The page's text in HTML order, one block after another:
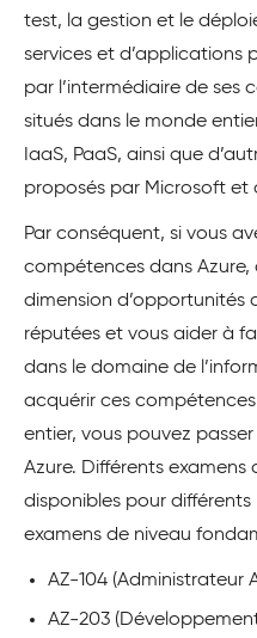
test, la gestion et le
services et d’applications
par l’intermédiaire de ses
situés dans le monde
IaaS, PaaS, ainsi que
proposés par Microsoft et
Par conséquent, si vous
compétences dans
dimension d’opportunités
réputées et vous aider à
dans le domaine de
acquérir ces
entier, vous pouvez
Azure. Différents
disponibles pour
examens de niveau
AZ-104 (Administrateur
AZ-203